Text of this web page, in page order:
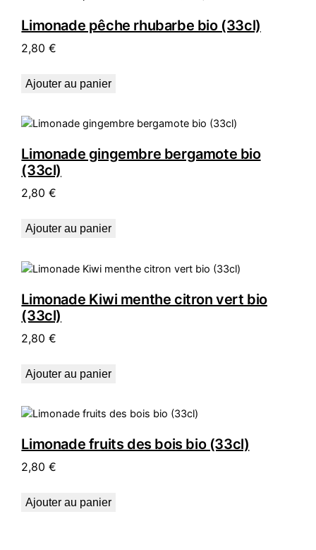
Limonade pêche rhubarbe bio (33cl)
2,80€
Ajouter au panier
Limonade gingembre bergamote bio
(33cl)
2,80€
Ajouter au panier
Limonade Kiwi menthe citron vert bio
(33cl)
2,80€
Ajouter au panier
Limonade fruits des bois bio (33cl)
2,80€
Ajouter au panier